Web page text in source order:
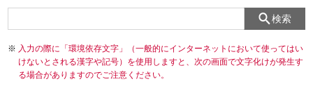
検索
入力の際に「環境依存文字」（一般的にインターネットにおいて使ってはい
けないとされる漢字や記号）を使用しますと、次の画面で文字化けが発生す
る場合がありますのでご注意ください。